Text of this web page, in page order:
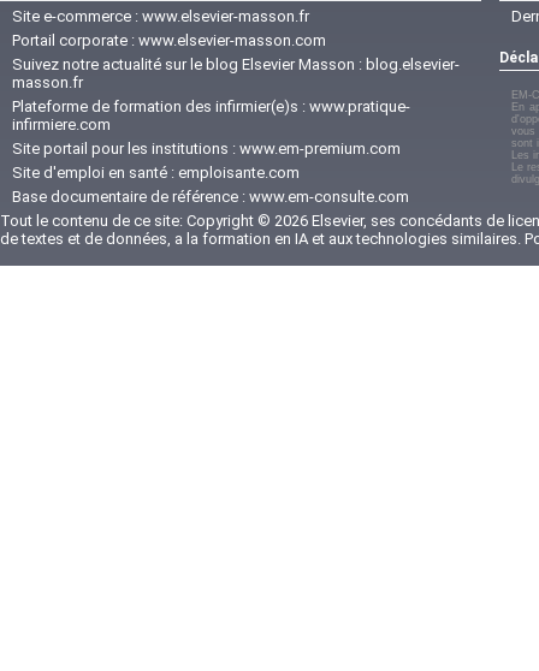
Site e-commerce : www.elsevier-masson.fr
Portail corporate : www.elsevier-masson.com
Suivez notre actualité sur le blog Elsevier Masson : blog.elsevier-
masson.fr
Plateforme de formation des infirmier(e)s : www.pratique-
infirmiere.com
Site portail pour les institutions : www.em-premium.com
Site d'emploi en santé : emploisante.com
Base documentaire de référence : www.em-consulte.com
EM-
En
vous
sont
Les
Le
Tout le contenu de ce site: Copyright © 2026 Elsevier, ses concédants de
de textes et de données, a la formation en IA et aux technologies similaires.